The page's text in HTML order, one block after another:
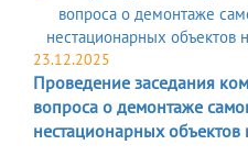
23.12.2025
Проведение заседания
вопроса о демонтаже
нестационарных объектов